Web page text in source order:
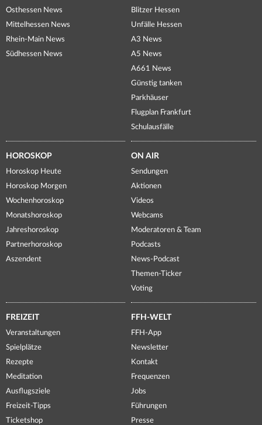
Osthessen News
Mittelhessen News
Rhein-Main News
Südhessen News
Blitzer Hessen
Unfälle Hessen
A3 News
A5 News
A661 News
Günstig tanken
Parkhäuser
Flugplan Frankfurt
Schulausfälle
HOROSKOP
Horoskop Heute
Horoskop Morgen
Wochenhoroskop
Monatshoroskop
Jahreshoroskop
Partnerhoroskop
Aszendent
ON AIR
Sendungen
Aktionen
Videos
Webcams
Moderatoren & Team
Podcasts
News-Podcast
Themen-Ticker
Voting
FREIZEIT
Veranstaltungen
Spielplätze
Rezepte
Meditation
Ausflugsziele
Freizeit-Tipps
Ticketshop
FFH-WELT
FFH-App
Newsletter
Kontakt
Frequenzen
Jobs
Führungen
Presse